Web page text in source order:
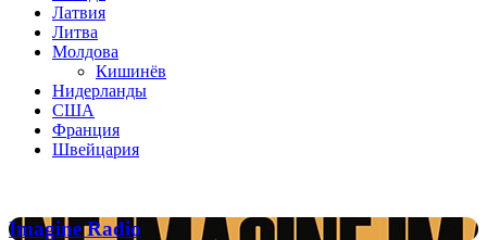
Латвия
Литва
Молдова
Кишинёв
Нидерланды
США
Франция
Швейцария
Imagine
Imagine Radio